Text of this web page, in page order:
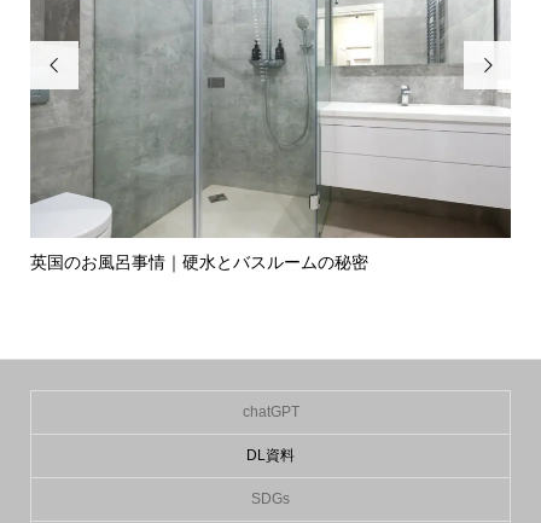

英国のお風呂事情｜硬水とバスルームの秘密

chatGPT
DL資料
SDGs